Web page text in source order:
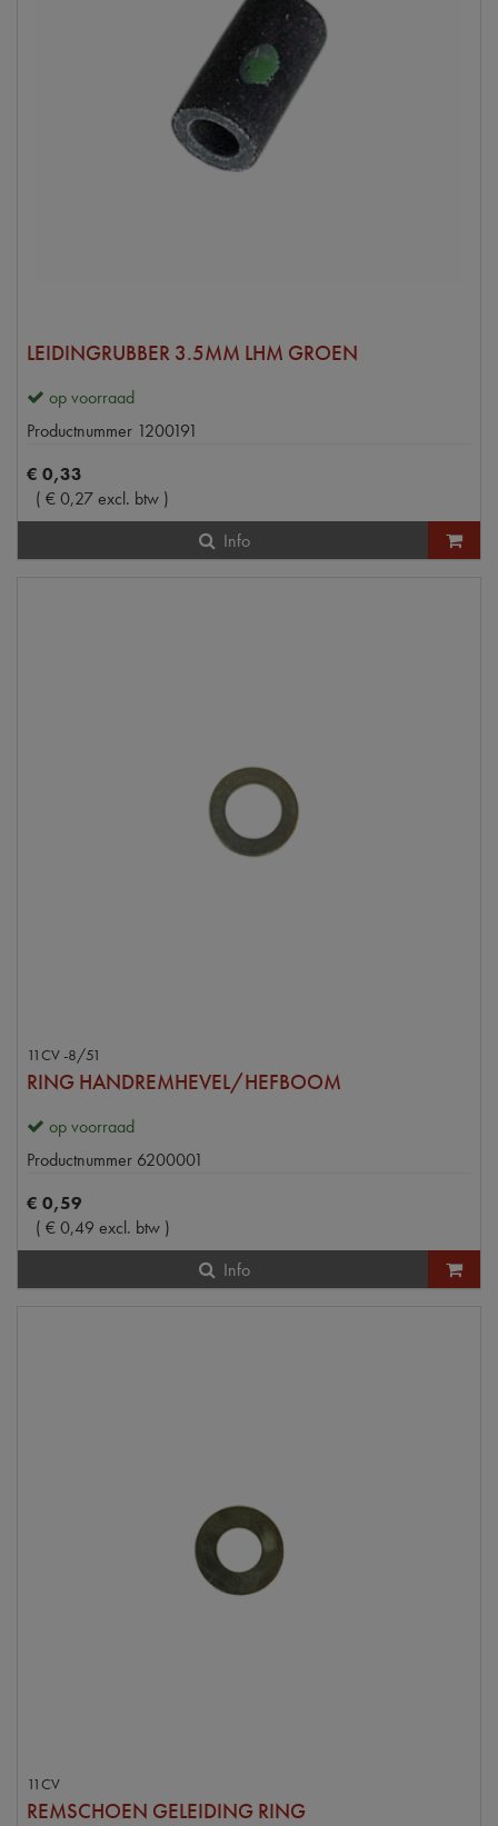
LEIDINGRUBBER 3.5MM LHM GROEN
op voorraad
Productnummer 1200191
€ 0,33
( €0,27excl. btw )
Info
11CV -8/51
RING HANDREMHEVEL/HEFBOOM
op voorraad
Productnummer 6200001
€ 0,59
( €0,49 excl. btw )
Info
11CV
REMSCHOEN GELEIDING RING